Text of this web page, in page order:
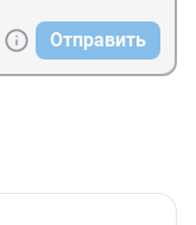
Отправить